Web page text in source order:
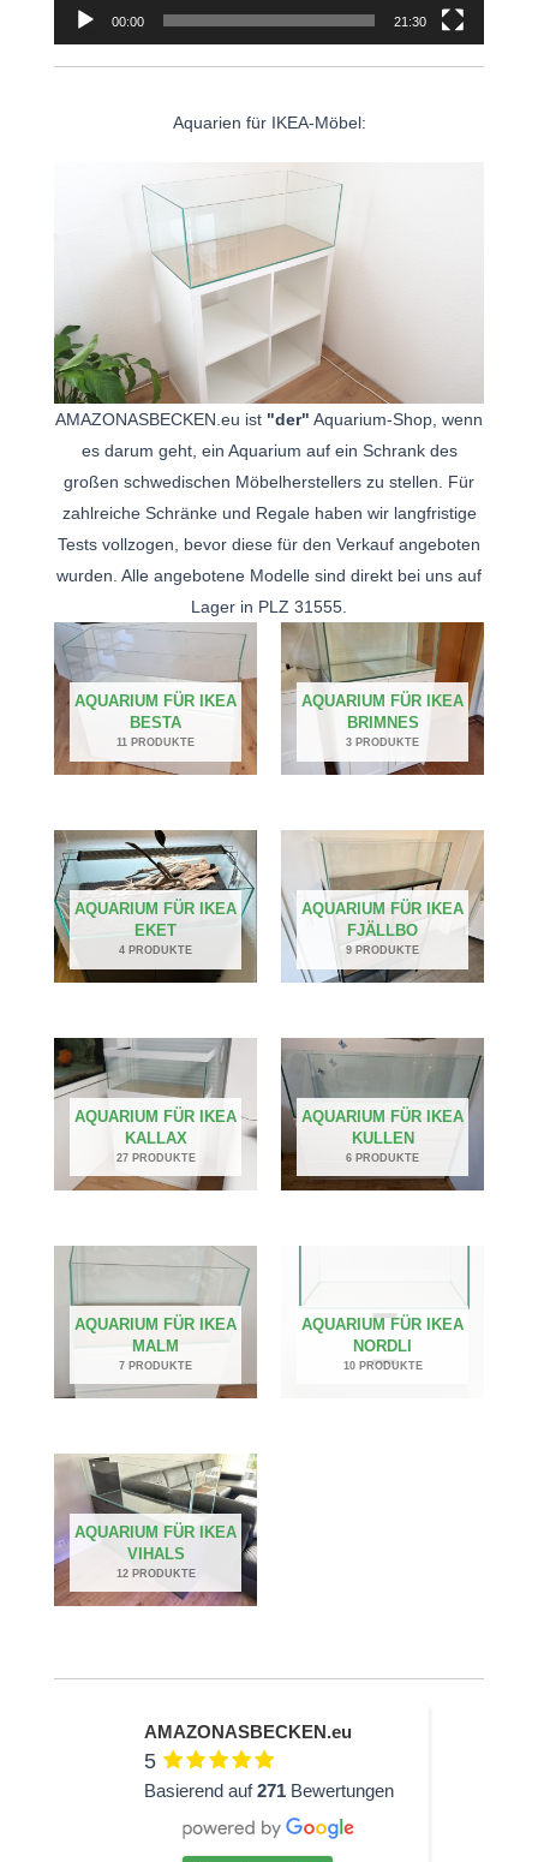
00:00 21:30
Aquarien für IKEA-Möbel:
AMAZONASBECKEN.eu ist "der" Aquarium-Shop, wenn
es darum geht, ein Aquarium auf ein Schrank des
großen schwedischen Möbelherstellers zu stellen. Für
zahlreiche Schränke und Regale haben wir langfristige
Tests vollzogen, bevor diese für den Verkauf angeboten
wurden. Alle angebotene Modelle sind direkt bei uns auf
Lager in PLZ 31555.
AQUARIUM FÜR IKEA
BESTA
11 PRODUKTE
AQUARIUM FÜR IKEA
BRIMNES
3 PRODUKTE
AQUARIUM FÜR IKEA
EKET
4 PRODUKTE
AQUARIUM FÜR IKEA
FJÄLLBO
9 PRODUKTE
AQUARIUM FÜR IKEA
KALLAX
27 PRODUKTE
AQUARIUM FÜR IKEA
KULLEN
6 PRODUKTE
AQUARIUM FÜR IKEA
MALM
7 PRODUKTE
AQUARIUM FÜR IKEA
NORDLI
10 PRODUKTE
AQUARIUM FÜR IKEA
VIHALS
12 PRODUKTE
AMAZONASBECKEN.eu
5
Basierend auf271 Bewertungen